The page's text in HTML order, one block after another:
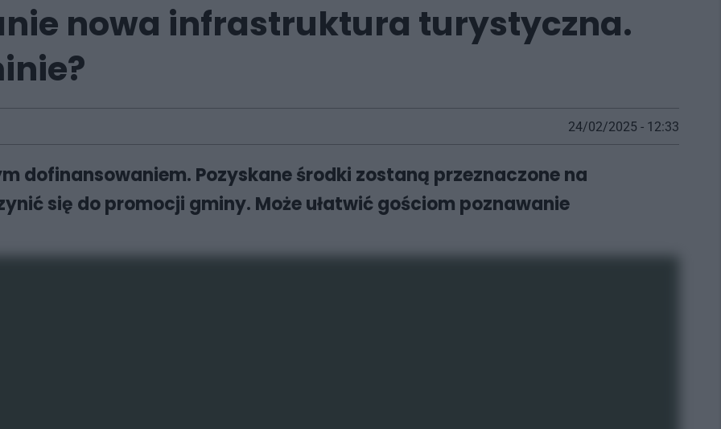
nowa infrastruktura turystyczna.
24/02/2025 - 12:33
dofinansowaniem. Pozyskane środki zostaną przeznaczone na
się do promocji gminy. Może ułatwić gościom poznawanie